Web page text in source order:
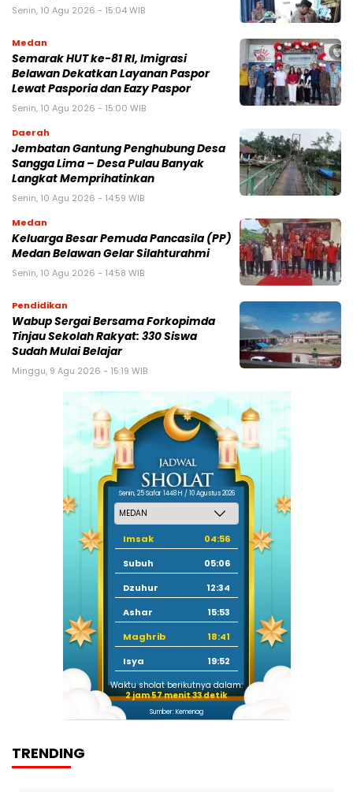
Senin, 10 Agu 2026 - 15:04 WIB
Medan
Semarak HUT ke-81 RI, Imigrasi
Belawan Dekatkan Layanan Paspor
Lewat Pasporia dan Eazy Paspor
Senin, 10 Agu 2026 - 15:00 WIB
Daerah
Jembatan Gantung Penghubung Desa
Sangga Lima – Desa Pulau Banyak
Langkat Memprihatinkan
Senin, 10 Agu 2026 - 14:59 WIB
Medan
Keluarga Besar Pemuda Pancasila (PP)
Medan Belawan Gelar Silahturahmi
Senin, 10 Agu 2026 - 14:58 WIB
Pendidikan
Wabup Sergai Bersama Forkopimda
Tinjau Sekolah Rakyat: 330 Siswa
Sudah Mulai Belajar
Minggu, 9 Agu 2026 - 15:19 WIB
Senin, 25 Safar 1448 H / 10 Agustus 2026
Imsak
04:56
Subuh
05:06
Dzuhur
12:34
Ashar
15:53
Maghrib
18:41
Isya
19:52
Waktu sholat berikutnya dalam:
2 jam 57 menit 32 detik
Sumber: Kemenag
TRENDING